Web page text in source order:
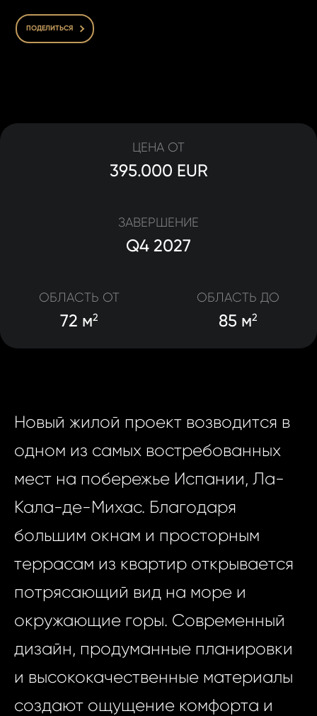
ПОДЕЛИТЬСЯ
ОБЛАСТЬ ОТ
72 м2
ОБЛАСТЬ ДО
85 м2
ЗАВЕРШЕНИЕ
Q4 2027
ЦЕНА ОТ
395.000 EUR
Новый жилой проект возводится в
одном из самых востребованных
мест на побережье Испании, Ла-
Кала-де-Михас. Благодаря
большим окнам и просторным
террасам из квартир открывается
потрясающий вид на море и
окружающие горы. Современный
дизайн, продуманные планировки
и высококачественные материалы
создают ощущение комфорта и